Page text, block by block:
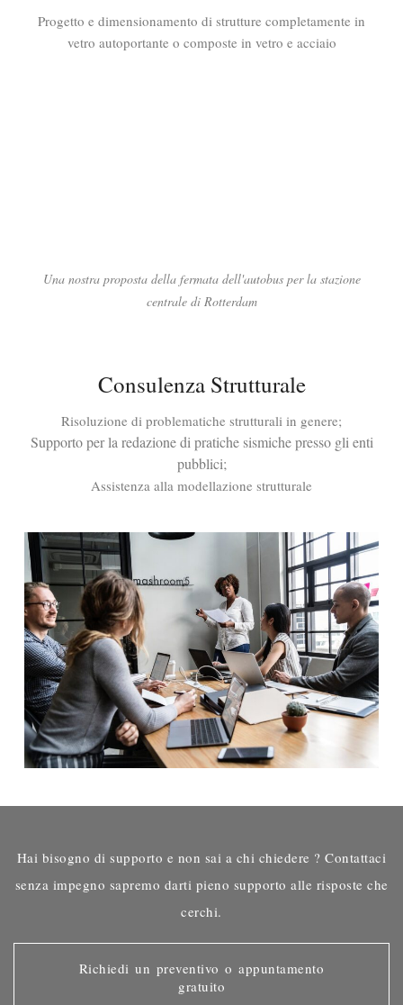
Progetto e dimensionamento di strutture completamente in
vetro autoportante o composte in vetro e acciaio
Una nostra proposta della fermata dell'autobus per la stazione
centrale di Rotterdam
Consulenza Strutturale
Risoluzione di problematiche strutturali in genere;
Supporto per la redazione di pratiche sismiche presso gli enti
pubblici;
Assistenza alla modellazione strutturale
Hai bisogno di supporto e non sai a chi chiedere ? Contattaci
senza impegno sapremo darti pieno supporto alle risposte che
cerchi.
Richiedi un preventivo o appuntamento
gratuito